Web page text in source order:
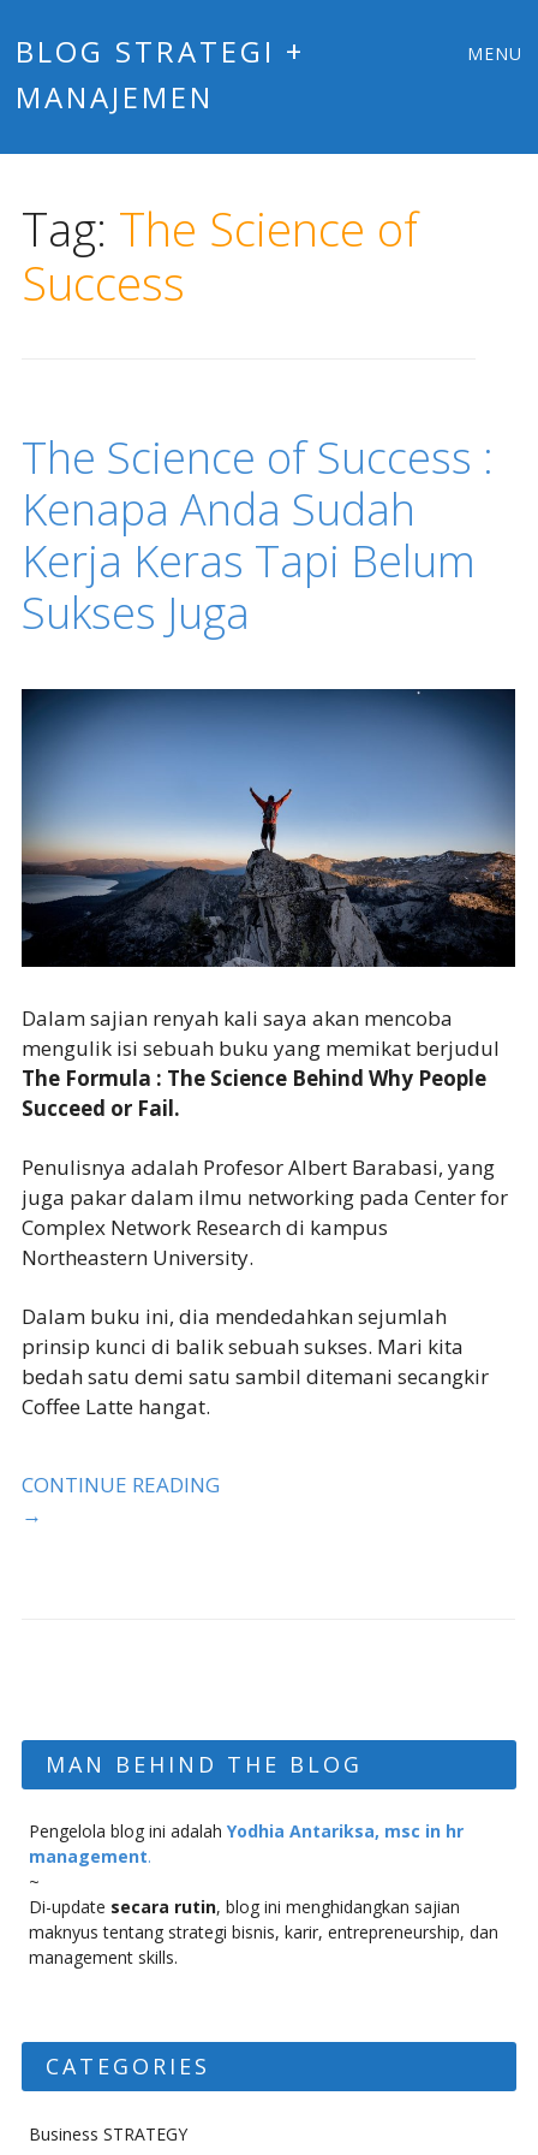
BLOG STRATEGI +
MANAJEMEN
MENU
Tag: The Science of
Success
The Science of Success :
Kenapa Anda Sudah
Kerja Keras Tapi Belum
Sukses Juga
Dalam sajian renyah kali saya akan mencoba
mengulik isi sebuah buku yang memikat berjudul
The Formula : The Science Behind Why People
Succeed or Fail.
Penulisnya adalah Profesor Albert Barabasi, yang
juga pakar dalam ilmu networking pada Center for
Complex Network Research di kampus
Northeastern University.
Dalam buku ini, dia mendedahkan sejumlah
prinsip kunci di balik sebuah sukses. Mari kita
bedah satu demi satu sambil ditemani secangkir
Coffee Latte hangat.
CONTINUE READING
→
MAN BEHIND THE BLOG
Pengelola blog ini adalah Yodhia Antariksa, msc in hr
management.
~
Di-update secara rutin, blog ini menghidangkan sajian
maknyus tentang strategi bisnis, karir, entrepreneurship, dan
management skills.
CATEGORIES
Business STRATEGY